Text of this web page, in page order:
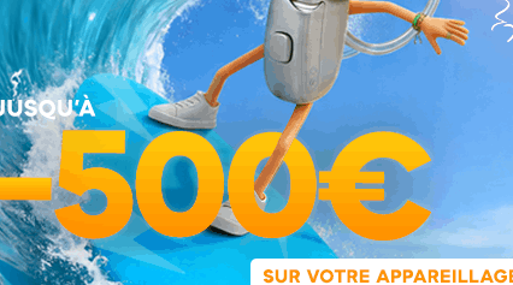
de la Trompe d’Eustache, qui est la clé de l’équilibre des
Rhume, sinusite et congestion
La congestion des voies respiratoires supérieures est
êtes enrhumé, en cas de sinusite ou d’allergie, les
s’enflammer et l’obstruer. Si vous souffrez de
rhume et
la pression entre l’oreille et l’extérieur, ce qui amplifie la
Enfants et bébés : trompes